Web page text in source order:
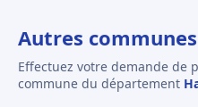
Autres
Effectuez votre demande de
commune du département